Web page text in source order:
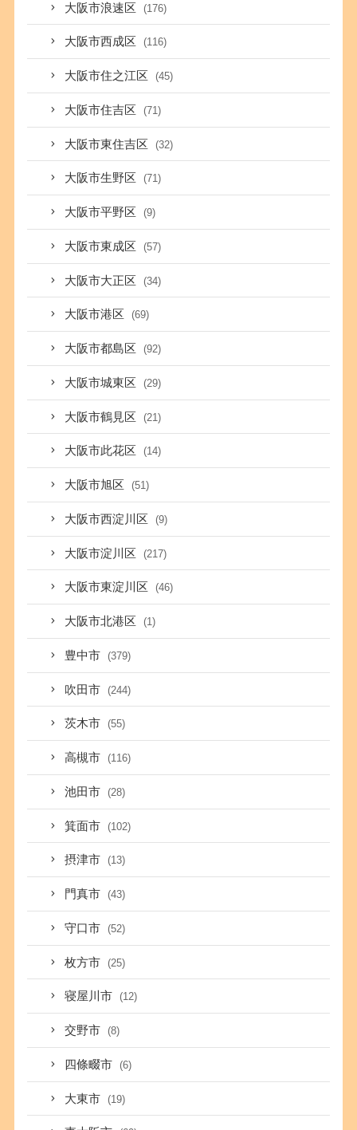
大阪市浪速区 (176)
大阪市西成区 (116)
大阪市住之江区 (45)
大阪市住吉区 (71)
大阪市東住吉区 (32)
大阪市生野区 (71)
大阪市平野区 (9)
大阪市東成区 (57)
大阪市大正区 (34)
大阪市港区 (69)
大阪市都島区 (92)
大阪市城東区 (29)
大阪市鶴見区 (21)
大阪市此花区 (14)
大阪市旭区 (51)
大阪市西淀川区 (9)
大阪市淀川区 (217)
大阪市東淀川区 (46)
大阪市北港区 (1)
豊中市 (379)
吹田市 (244)
茨木市 (55)
高槻市 (116)
池田市 (28)
箕面市 (102)
摂津市 (13)
門真市 (43)
守口市 (52)
枚方市 (25)
寝屋川市 (12)
交野市 (8)
四條畷市 (6)
大東市 (19)